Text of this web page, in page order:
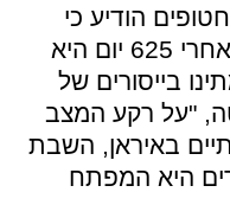
הודיע כי
השבתם של עפרה, יונתן ושי אחרי 625 יום היא
בייסורים של
"על רקע המצב
באיראן, השבת
היא המפתח